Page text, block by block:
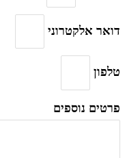
דואר אלקטרוני
טלפון
פרטים נוספים